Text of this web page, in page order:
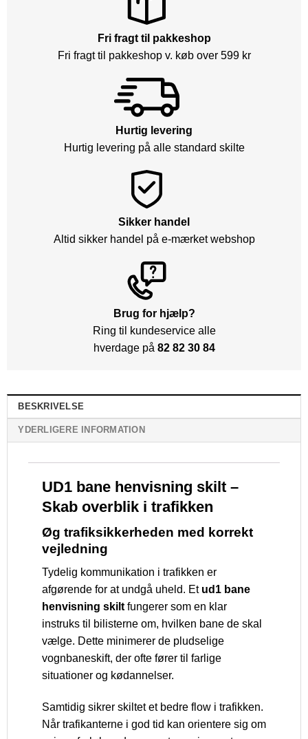
Fri fragt til pakkeshop
Fri fragt til pakkeshop v. køb over 599 kr
Hurtig levering
Hurtig levering på alle standard skilte
Sikker handel
Altid sikker handel på e-mærket webshop
Brug for hjælp?
Ring til kundeservice alle
hverdage på 82 82 30 84
BESKRIVELSE
YDERLIGERE INFORMATION
UD1 bane henvisning skilt –
Skab overblik i trafikken
Øg trafiksikkerheden med korrekt
vejledning
Tydelig kommunikation i trafikken er
afgørende for at undgå uheld. Et ud1 bane
henvisning skiltfungerer som en klar
instruks til bilisterne om, hvilken bane de skal
vælge. Dette minimerer de pludselige
vognbaneskift, der ofte fører til farlige
situationer og kødannelser.
Samtidig sikrer skiltet et bedre flow i trafikken.
Når trafikanterne i god tid kan orientere sig om